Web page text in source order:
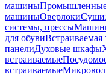
машины
машиныОверлоки
системы, прессы
для обувиВстраиваемая
панелиДуховые шкафы
встраиваемые
встраиваемые